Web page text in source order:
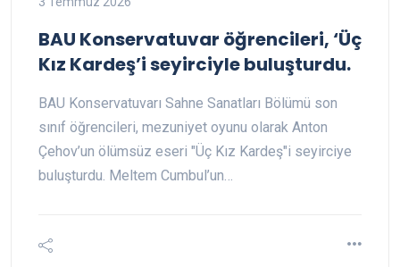
BAU Konservatuvar öğrencileri, ‘Üç
Kız Kardeş’i seyirciyle buluşturdu.
BAU Konservatuvarı Sahne Sanatları Bölümü son
sınıf öğrencileri, mezuniyet oyunu olarak Anton
Çehov’un ölümsüz eseri "Üç Kız Kardeş"i seyirciye
buluşturdu. Meltem Cumbul’un…